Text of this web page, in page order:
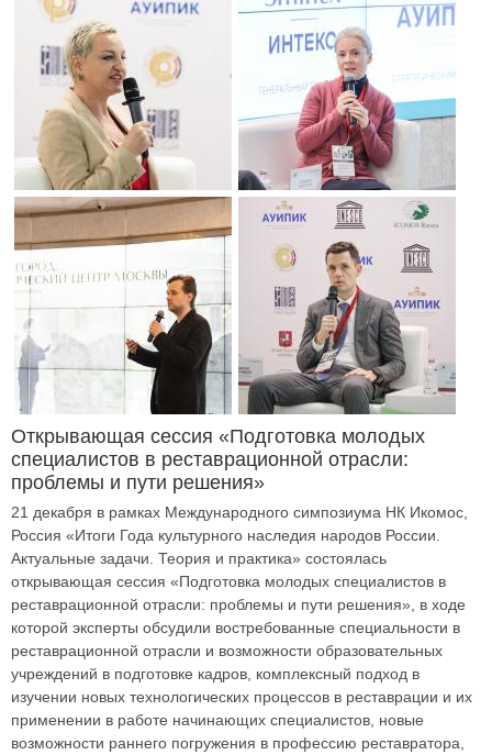
Открывающая сессия «Подготовка молодых
специалистов в реставрационной отрасли:
проблемы и пути решения»
21 декабря в рамках Международного симпозиума НК Икомос,
Россия «Итоги Года культурного наследия народов России.
Актуальные задачи. Теория и практика» состоялась
открывающая сессия «Подготовка молодых специалистов в
реставрационной отрасли: проблемы и пути решения», в ходе
которой эксперты обсудили востребованные специальности в
реставрационной отрасли и возможности образовательных
учреждений в подготовке кадров, комплексный подход в
изучении новых технологических процессов в реставрации и их
применении в работе начинающих специалистов, новые
возможности раннего погружения в профессию реставратора,